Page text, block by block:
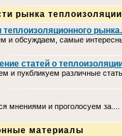
рынка теплоизоляции
теплоизоляционного рынка.
и обсуждаем, самые
статей о
и пукбликуем различные
мнениями и проголосуем за....
материалы